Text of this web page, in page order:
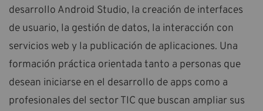
desarrollo Android Studio, la creación de interfaces
de usuario, la gestión de datos, la interacción con
servicios web y la publicación de aplicaciones. Una
formación práctica orientada tanto a personas que
desean iniciarse en el desarrollo de apps como a
profesionales del sector TIC que buscan ampliar sus